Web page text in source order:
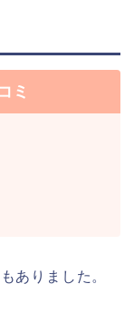
ミ
ありました。